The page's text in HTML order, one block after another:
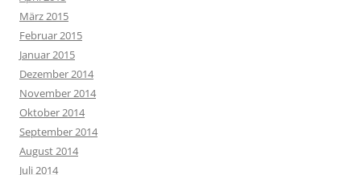
März 2015
Februar 2015
Januar 2015
Dezember 2014
November 2014
Oktober 2014
September 2014
August 2014
Juli 2014